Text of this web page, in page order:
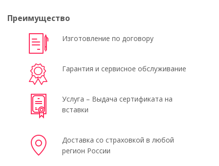
Преимущество
Изготовление по договору
Гарантия и сервисное обслуживание
Услуга – Выдача сертификата на
вставки
Доставка со страховкой в любой
регион России